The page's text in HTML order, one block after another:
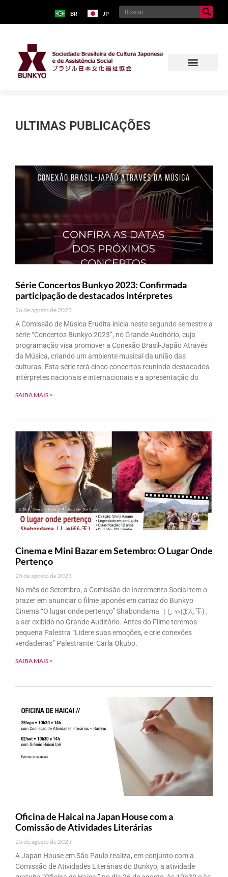
BR JP
ULTIMAS PUBLICAÇÕES
Série Concertos Bunkyo 2023: Confirmada
participação de destacados intérpretes
26 de agosto de 2023
A Comissão de Música Erudita inicia neste segundo semestre a
série “Concertos Bunkyo 2023”, no Grande Auditório, cuja
programação visa promover a Conexão Brasil-Japão Através
da Música, criando um ambiente musical da união das
culturas. Esta série terá cinco concertos reunindo destacados
intérpretes nacionais e internacionais e a apresentação do
SAIBA MAIS >
Cinema e Mini Bazar em Setembro: O Lugar Onde
Pertenço
25 de agosto de 2023
No mês de Setembro, a Comissão de Incremento Social tem o
prazer em anunciar o filme japonês em cartaz do Bunkyo
Cinema “O lugar onde pertenço” Shabondama（しゃぼん玉) ,
a ser exibido no Grande Auditório. Antes do Filme teremos
pequena Palestra “Lidere suas emoções, e crie conexões
verdadeiras” Palestrante: Carla Okubo.
SAIBA MAIS >
Oficina de Haicai na Japan House com a
Comissão de Atividades Literárias
25 de agosto de 2023
A Japan House em São Paulo realiza, em conjunto com a
Comissão de Atividades Literárias do Bunkyo, a atividade